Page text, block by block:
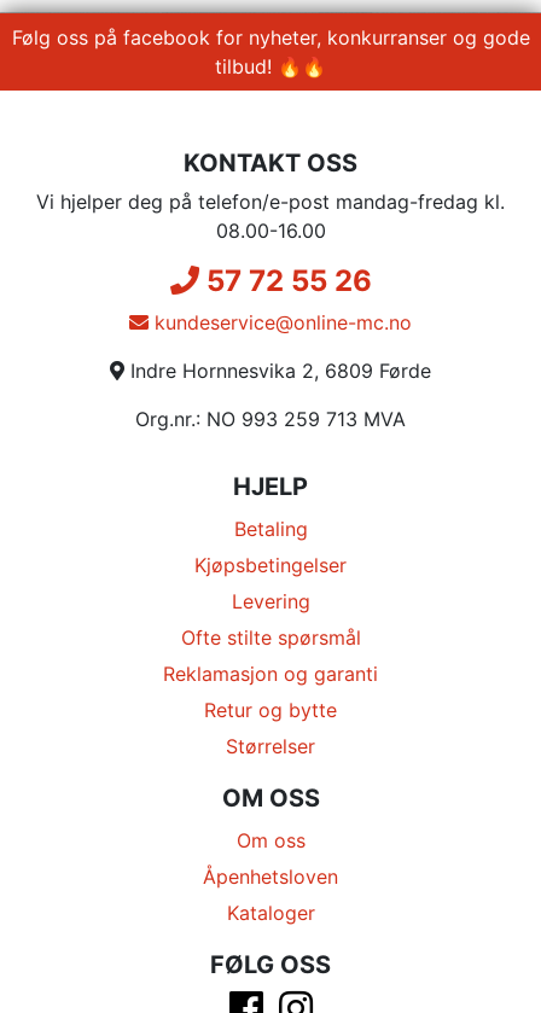
Følg oss på facebook for nyheter, konkurranser og gode
tilbud! 🔥🔥
KONTAKT OSS
Vi hjelper deg på telefon/e-post mandag-fredag kl.
08.00-16.00
57 72 55 26
kundeservice@online-mc.no
Indre Hornnesvika 2, 6809 Førde
Org.nr.: NO 993 259 713 MVA
HJELP
Betaling
Kjøpsbetingelser
Levering
Ofte stilte spørsmål
Reklamasjon og garanti
Retur og bytte
Størrelser
OM OSS
Om oss
Åpenhetsloven
Kataloger
FØLG OSS